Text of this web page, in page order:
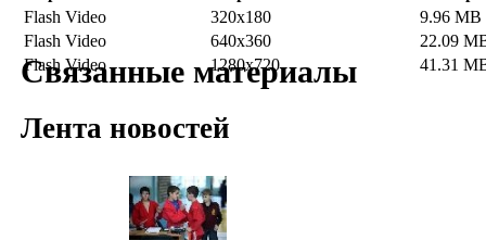
Flash Video
320x180
9.96 MB
Flash Video
640x360
22.09
Flash Video
1280x720 41.31
Связанные материалы
Лента новостей